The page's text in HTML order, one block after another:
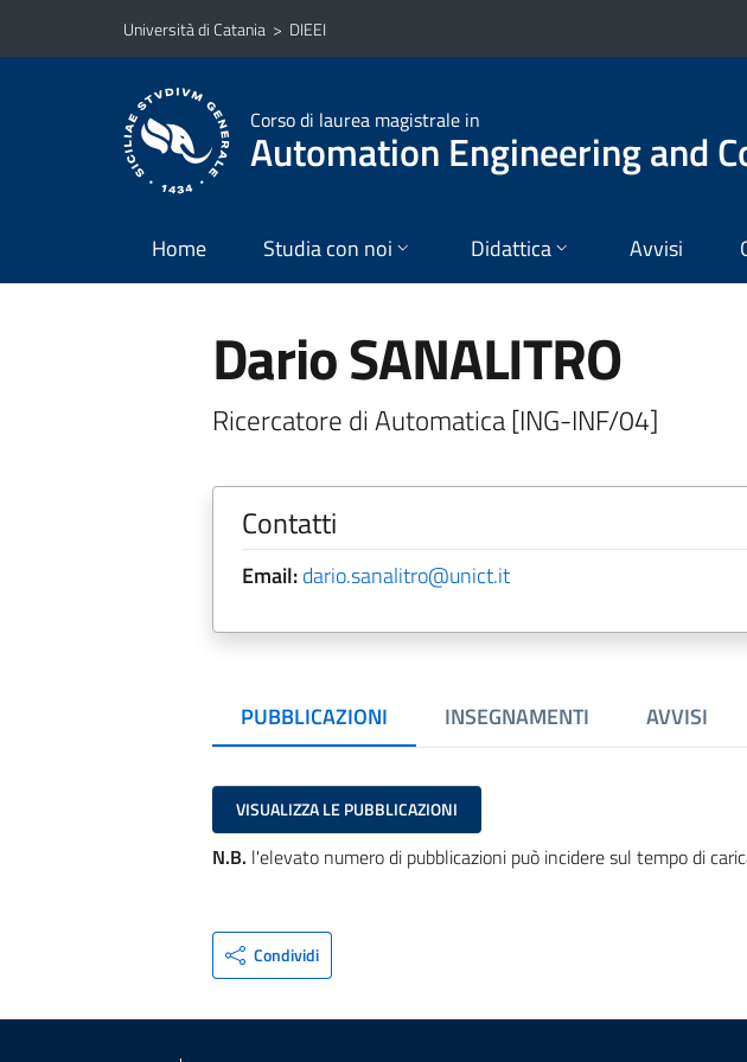
Vai al contenuto principale
Vai al menu di navigazione
Università di Catania > DIEEI
Corso di laurea magistrale in
Automation Engineering and
Home Studia con noi Didattica Avvisi
Dario SANALITRO
Ricercatore di Automatica [ING-INF/04]
Contatti
Email:dario.sanalitro@unict.it
PUBBLICAZIONI INSEGNAMENTI AVVISI
VISUALIZZA LE PUBBLICAZIONI
N.B. l'elevato numero di pubblicazioni può incidere sul tempo di
Condividi